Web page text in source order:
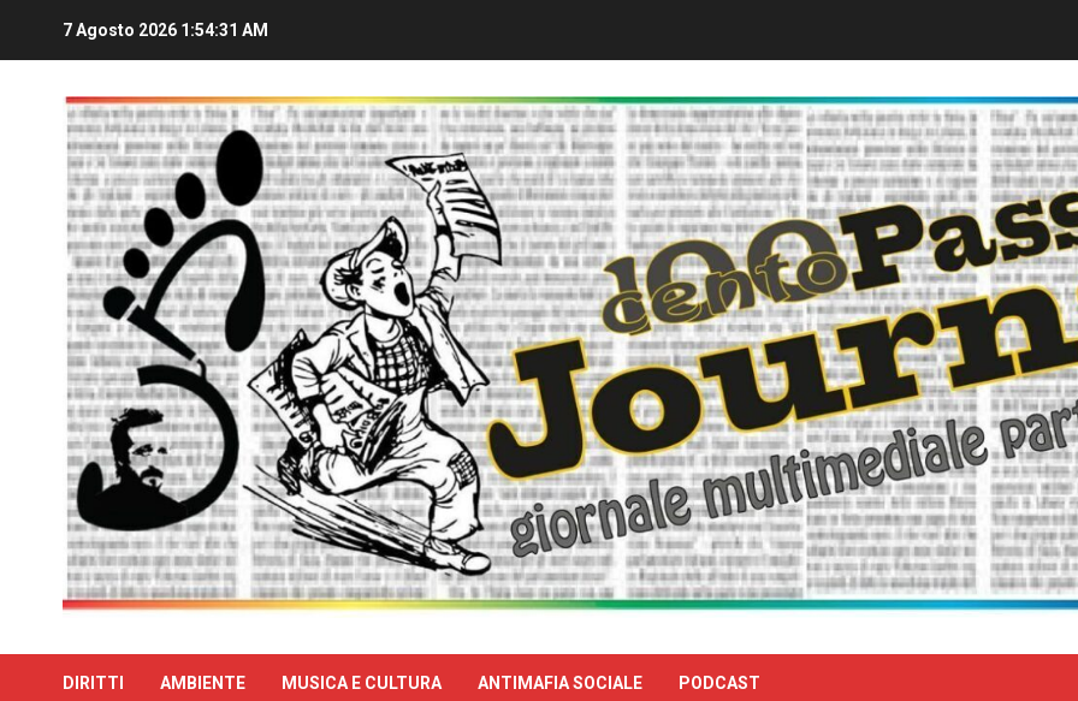
7 Agosto 2026 1:54:32 AM
DIRITTI AMBIENTE MUSICA E CULTURA ANTIMAFIA SOCIALE PODCAST